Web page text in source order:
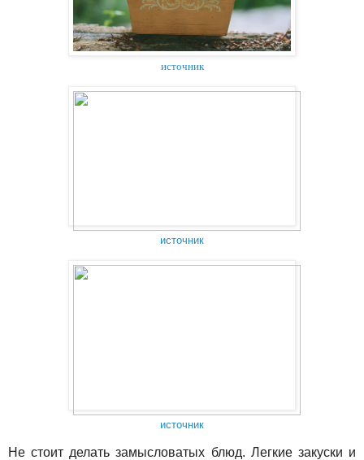
источник
источник
источник
Не стоит делать замысловатых блюд. Легкие закуски и